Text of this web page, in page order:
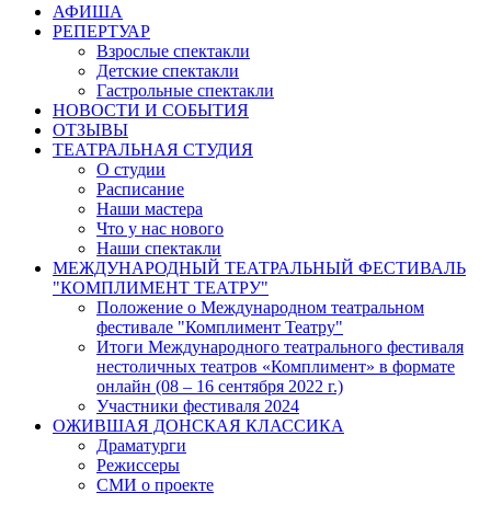
АФИША
РЕПЕРТУАР
Взрослые спектакли
Детские спектакли
Гастрольные спектакли
НОВОСТИ И СОБЫТИЯ
ОТЗЫВЫ
ТЕАТРАЛЬНАЯ СТУДИЯ
О студии
Расписание
Наши мастера
Что у нас нового
Наши спектакли
МЕЖДУНАРОДНЫЙ ТЕАТРАЛЬНЫЙ ФЕСТИВАЛЬ
"КОМПЛИМЕНТ ТЕАТРУ"
Положение о Международном театральном
фестивале "Комплимент Театру"
Итоги Международного театрального фестиваля
нестоличных театров «Комплимент» в формате
онлайн (08 – 16 сентября 2022 г.)
Участники фестиваля 2024
ОЖИВШАЯ ДОНСКАЯ КЛАССИКА
Драматурги
Режиссеры
СМИ о проекте